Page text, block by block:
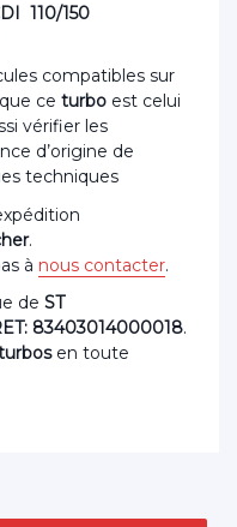
110/150
compatibles sur
ce turbo est celui
vérifier les
d’origine de
techniques
.
à nous contacter.
de ST
83403014000018.
en toute